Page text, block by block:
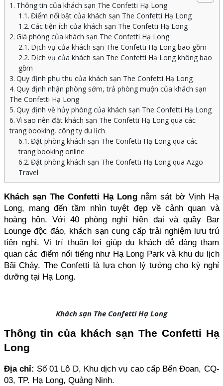
Thông tin của khách sạn The Confetti Hạ Long
Điểm nổi bật của khách sạn The Confetti Hạ Long
Các tiện ích của khách sạn The Confetti Hạ Long
Giá phòng của khách sạn The Confetti Hạ Long
Dịch vụ của khách sạn The Confetti Hạ Long bao gồm
Dịch vụ của khách sạn The Confetti Hạ Long không bao
gồm
Quy định phụ thu của khách sạn The Confetti Hạ Long
Quy định nhận phòng sớm, trả phòng muộn của khách sạn
The Confetti Hạ Long
Quy định về hủy phòng của khách sạn The Confetti Hạ Long
Vì sao nên đặt khách sạn The Confetti Hạ Long qua các
trang booking, công ty du lịch
Đặt phòng khách sạn The Confetti Hạ Long qua các
trang booking online
Đặt phòng khách sạn The Confetti Hạ Long qua Azgo
Travel
Khách sạn The Confetti Hạ Long nằm sát bờ Vịnh Hạ
Long, mang đến tầm nhìn tuyệt đẹp về cảnh quan và
hoàng hôn. Với 40 phòng nghỉ hiện đại và quầy Bar
Lounge độc đáo, khách sạn cung cấp trải nghiệm lưu trú
tiện nghi. Vị trí thuận lợi giúp du khách dễ dàng tham
quan các điểm nổi tiếng như Hạ Long Park và khu du lịch
Bãi Cháy. The Confetti là lựa chọn lý tưởng cho kỳ nghỉ
dưỡng tại Hạ Long.
Khách sạn The Confetti Hạ Long
Thông tin của khách sạn The Confetti Hạ
Long
Địa chỉ: Số 01 Lô D, Khu dịch vụ cao cấp Bến Đoan, CQ-
03, TP. Hạ Long, Quảng Ninh.